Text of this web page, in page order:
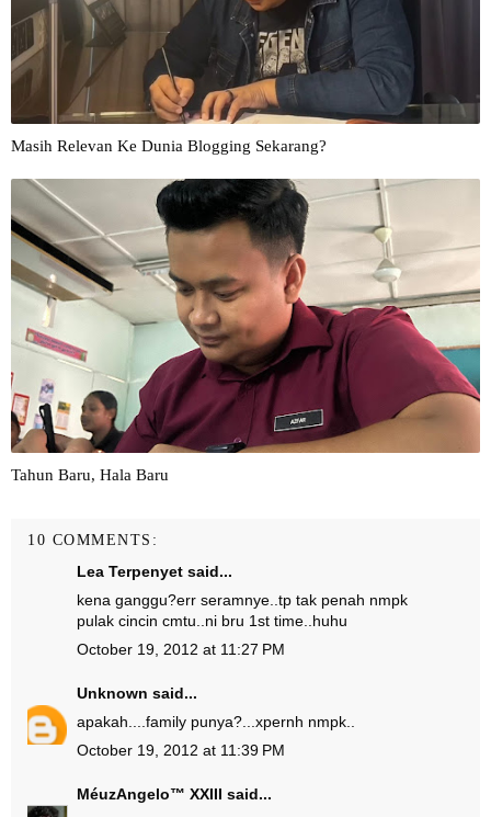
Masih Relevan Ke Dunia Blogging Sekarang?
Tahun Baru, Hala Baru
10 COMMENTS:
Lea Terpenyet said...
kena ganggu?err seramnye..tp tak penah nmpk
pulak cincin cmtu..ni bru 1st time..huhu
October 19, 2012 at 11:27 PM
Unknown said...
apakah....family punya?...xpernh nmpk..
October 19, 2012 at 11:39 PM
MéuzAngelo™ XXIII said...